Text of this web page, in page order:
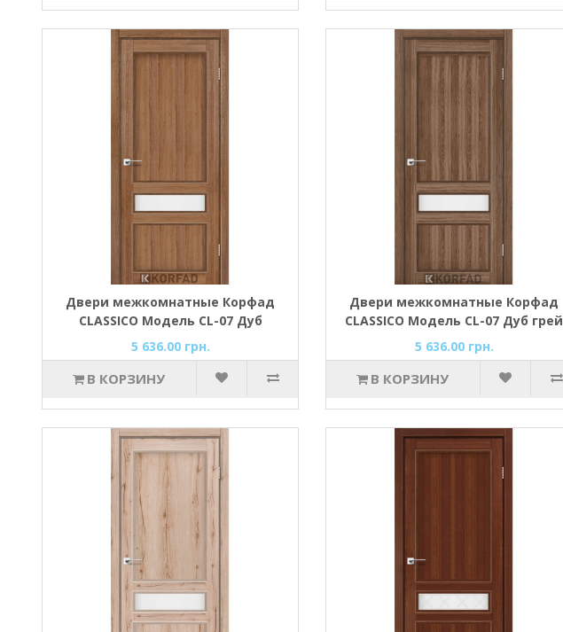
Двери межкомнатные Корфад
CLASSICO Модель CL-07 Дуб
браш
5 636.00 грн.
В КОРЗИНУ
Двери межкомнатные Корфад
CLASSICO Модель CL-07 Дуб грей
5 636.00 грн.
В КОРЗИНУ